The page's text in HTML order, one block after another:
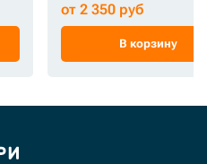
от 2 350 руб
В корзину